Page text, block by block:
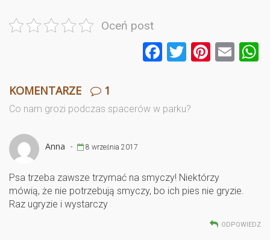
Oceń post
F
b
k
T
er
Pi E
KOMENTARZE 1
Co nam grozi podczas spacerów w parku?
Anna - 8 września 2017
Psa trzeba zawsze trzymać na smyczy! Niektórzy
mówią, że nie potrzebują smyczy, bo ich pies nie gryzie.
Raz ugryzie i wystarczy
ODPOWIEDZ